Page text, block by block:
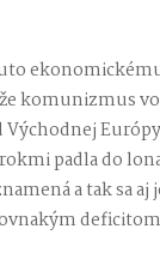
komunizmus
padla do
a tak sa